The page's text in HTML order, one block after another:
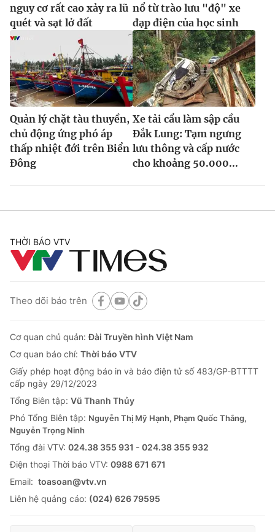
nguy cơ rất cao xảy ra lũ
quét và sạt lở đất
nổ từ trào lưu "độ" xe
đạp điện của học sinh
Quản lý chặt tàu thuyền,
chủ động ứng phó áp
thấp nhiệt đới trên Biển
Đông
Xe tải cẩu làm sập cầu
Đắk Lung: Tạm ngưng
lưu thông và cấp nước
cho khoảng 50.000...
THỜI BÁO VTV
Theo dõi báo trên
Cơ quan chủ quản:Đài Truyền hình Việt Nam
Cơ quan báo chí: Thời báo VTV
Giấy phép hoạt động báo in và báo điện tử số 483/GP-BTTTT
cấp ngày 29/12/2023
Tổng Biên tập: Vũ Thanh Thủy
Phó Tổng Biên tập: Nguyễn Thị Mỹ Hạnh, Phạm Quốc Thắng,
Nguyễn Trọng Ninh
Tổng đài VTV: 024.38 355 931 - 024.38 355 932
Ðiện thoại Thời báo VTV: 0988 671 671
Email: toasoan@vtv.vn
Liên hệ quảng cáo: (024) 626 79595